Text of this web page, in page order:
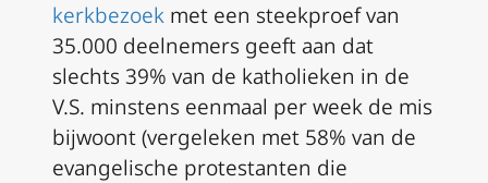
kerkbezoek met een steekproef van
35.000 deelnemers geeft aan dat
slechts 39% van de katholieken in de
V.S. minstens eenmaal per week de mis
bijwoont (vergeleken met 58% van de
evangelische protestanten die